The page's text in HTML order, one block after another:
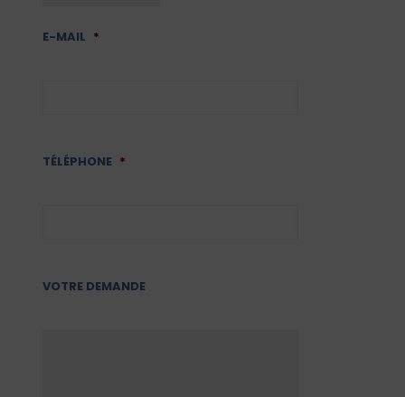
E-MAIL *
TÉLÉPHONE *
VOTRE DEMANDE